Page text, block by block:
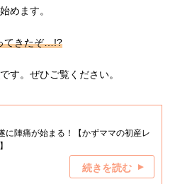
めます。
てきたぞ…!?
です。ぜひご覧ください。
に陣痛が始まる！【かずママの初産レ
続きを読む